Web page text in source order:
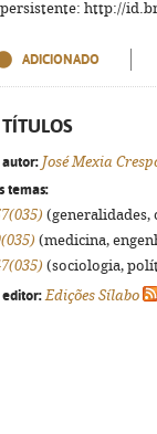
http://
ADICIONADO
autor: José Mexia
temas:
(generalidades,
(medicina,
(sociologia,
editor: Edições Sílabo